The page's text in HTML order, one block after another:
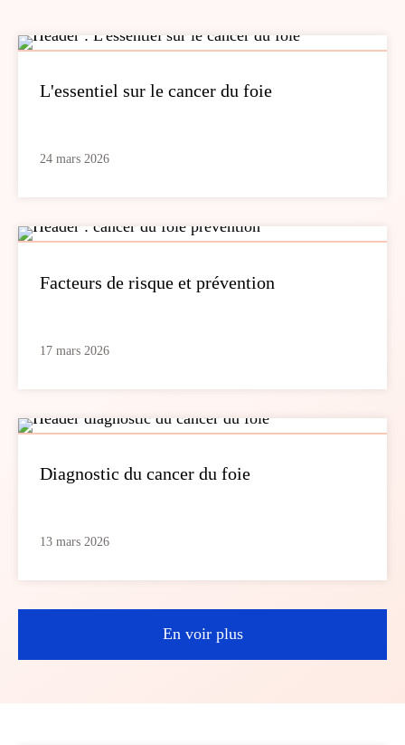
L'essentiel sur le cancer du foie
24 mars 2026
Facteurs de risque et prévention
17 mars 2026
Diagnostic du cancer du foie
13 mars 2026
En voir plus